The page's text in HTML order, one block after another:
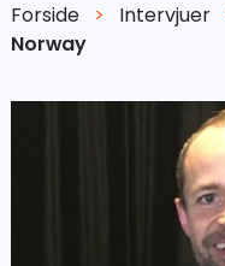
Forside > Intervjuer
Norway